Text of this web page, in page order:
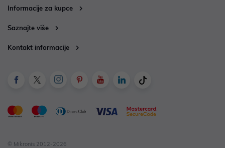
Informacije za kupce
Saznajte više
Kontakt informacije
© Mikronis 2012-2026